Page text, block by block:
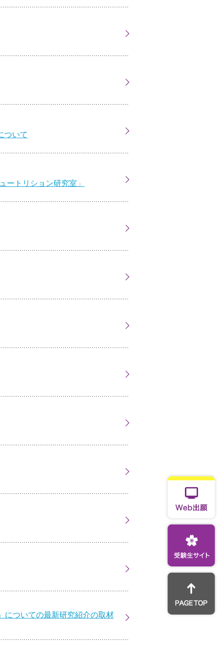
ついて
ートリション研究室」
についての最新研究紹介の取材